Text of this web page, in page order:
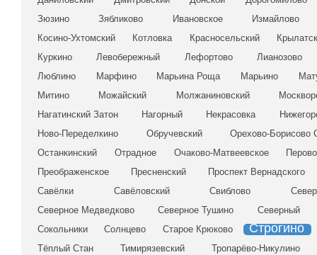
Зюзино
Зябликово Ивановское
Измайлово
Косино-Ухтомский
Котловка Красносельский
Куркино
Левобережный Лефортово
Лианозово
Люблино
Марфино Марьина Роща Марьино
Митино
Можайский Молжаниновский
Нагатинский Затон
Нагорный Некрасовка
Ново-Переделкино
Обручевский
Орехово-Борисово
Останкинский
Отрадное Очаково-Матвеевское
Перово
Преображенское
Пресненский
Проспект Вернадского
Савёлки
Савёловский Свиблово
Северное Медведково
Северное Тушино
Северный
Сокольники
Солнцево Старое Крюково Строгино
Тёплый Стан Тимирязевский
Тропарёво-Никулино